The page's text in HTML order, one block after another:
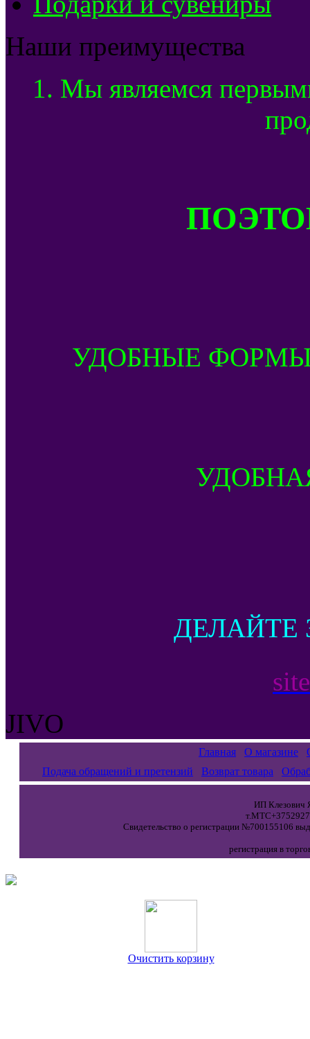
Наши преимущества
1. Мы являемся
УДОБНЫЕ
ДЕЛАЙТЕ
JIVO
Главная О магазине
Подача обращений и претензий
Возврат товара
ИП Клезович
Свидетельство о регистрации №700155106
регистрация в
Очистить корзину